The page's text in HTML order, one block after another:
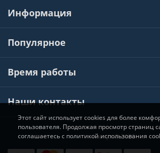
Информация
Популярное
Время работы
Наши контакты
Хімтул © 2026
Этот сайт использует cookies для более
пользователя. Продолжая просмотр страниц
соглашаетесь с политикой использования